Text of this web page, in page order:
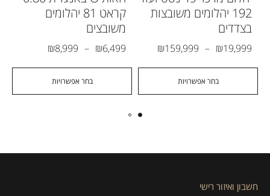
בחר אפשרויות
192 יהלומים משובצות
בצדדים
₪19,999
–
₪159,999
בחר אפשרויות
קראט 81 יהלומים
משובצים
₪6,499
–
₪8,999
חשבון ואיזור רישי